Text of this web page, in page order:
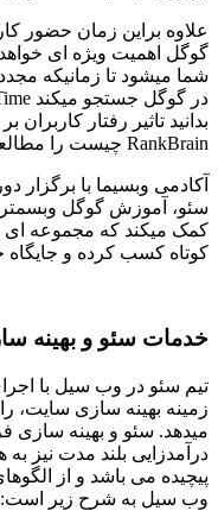
علاوه براین زمان حضور
گوگل اهمیت ویژه ای
شما میشود تا زمانیکه
بدانید تاثیر رفتار
RankBrain چیست را مطالعه کنید.
آکادمی وبسیما با
سئو، آموزش گوگل
کمک میکند که مجموعه ای
کوتاه کسب کرده و جایگاه
خدمات سئو و بهینه
تیم سئو در وب سیل با
زمینه بهینه سازی سایت،
میدهد. سئو و بهینه سازی
درآمدزایی بلند مدت نیز
پیچیده می باشد و از
وب سیل به شرح زیر است: